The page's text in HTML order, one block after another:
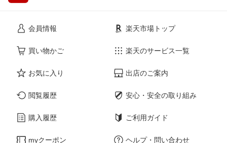
会員情報
買い物かご
お気に入り
閲覧履歴
購入履歴
myクーポン
楽天市場トップ
楽天のサービス一覧
出店のご案内
安心・安全の取り組み
ご利用ガイド
ヘルプ・問い合わせ